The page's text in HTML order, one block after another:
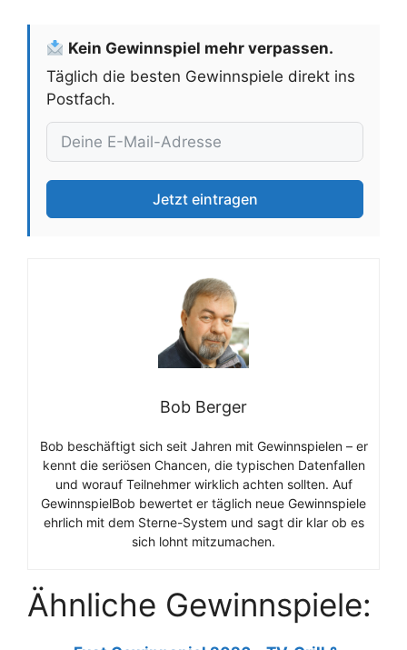
Kein Gewinnspiel mehr verpassen.
Täglich die besten Gewinnspiele direkt ins
Postfach.
Jetzt eintragen
Bob Berger
Bob beschäftigt sich seit Jahren mit Gewinnspielen – er
kennt die seriösen Chancen, die typischen Datenfallen
und worauf Teilnehmer wirklich achten sollten. Auf
GewinnspielBob bewertet er täglich neue Gewinnspiele
ehrlich mit dem Sterne-System und sagt dir klar ob es
sich lohnt mitzumachen.
Ähnliche Gewinnspiele: